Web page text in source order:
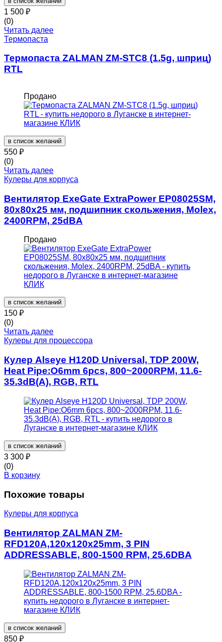
1 500 ₽
(0)
Читать далее
Термопаста
Термопаста ZALMAN ZM-STC8 (1.5g, шприц)
RTL
Продано
в список желаний
550 ₽
(0)
Читать далее
Кулеры для корпуса
Вентилятор ExeGate ExtraPower EP08025SM,
80x80x25 мм, подшипник скольжения, Molex,
2400RPM, 25dBA
Продано
в список желаний
150 ₽
(0)
Читать далее
Кулеры для процессора
Кулер Alseye H120D Universal, TDP 200W,
Heat Pipe:O6mm 6pcs, 800~2000RPM, 11.6-
35.3dB(A), RGB, RTL
в список желаний
3 300 ₽
(0)
В корзину
Похожие товары
Кулеры для корпуса
Вентилятор ZALMAN ZM-
RFD120A,120x120x25mm, 3 PIN
ADDRESSABLE, 800-1500 RPM, 25.6DBA
в список желаний
850 ₽